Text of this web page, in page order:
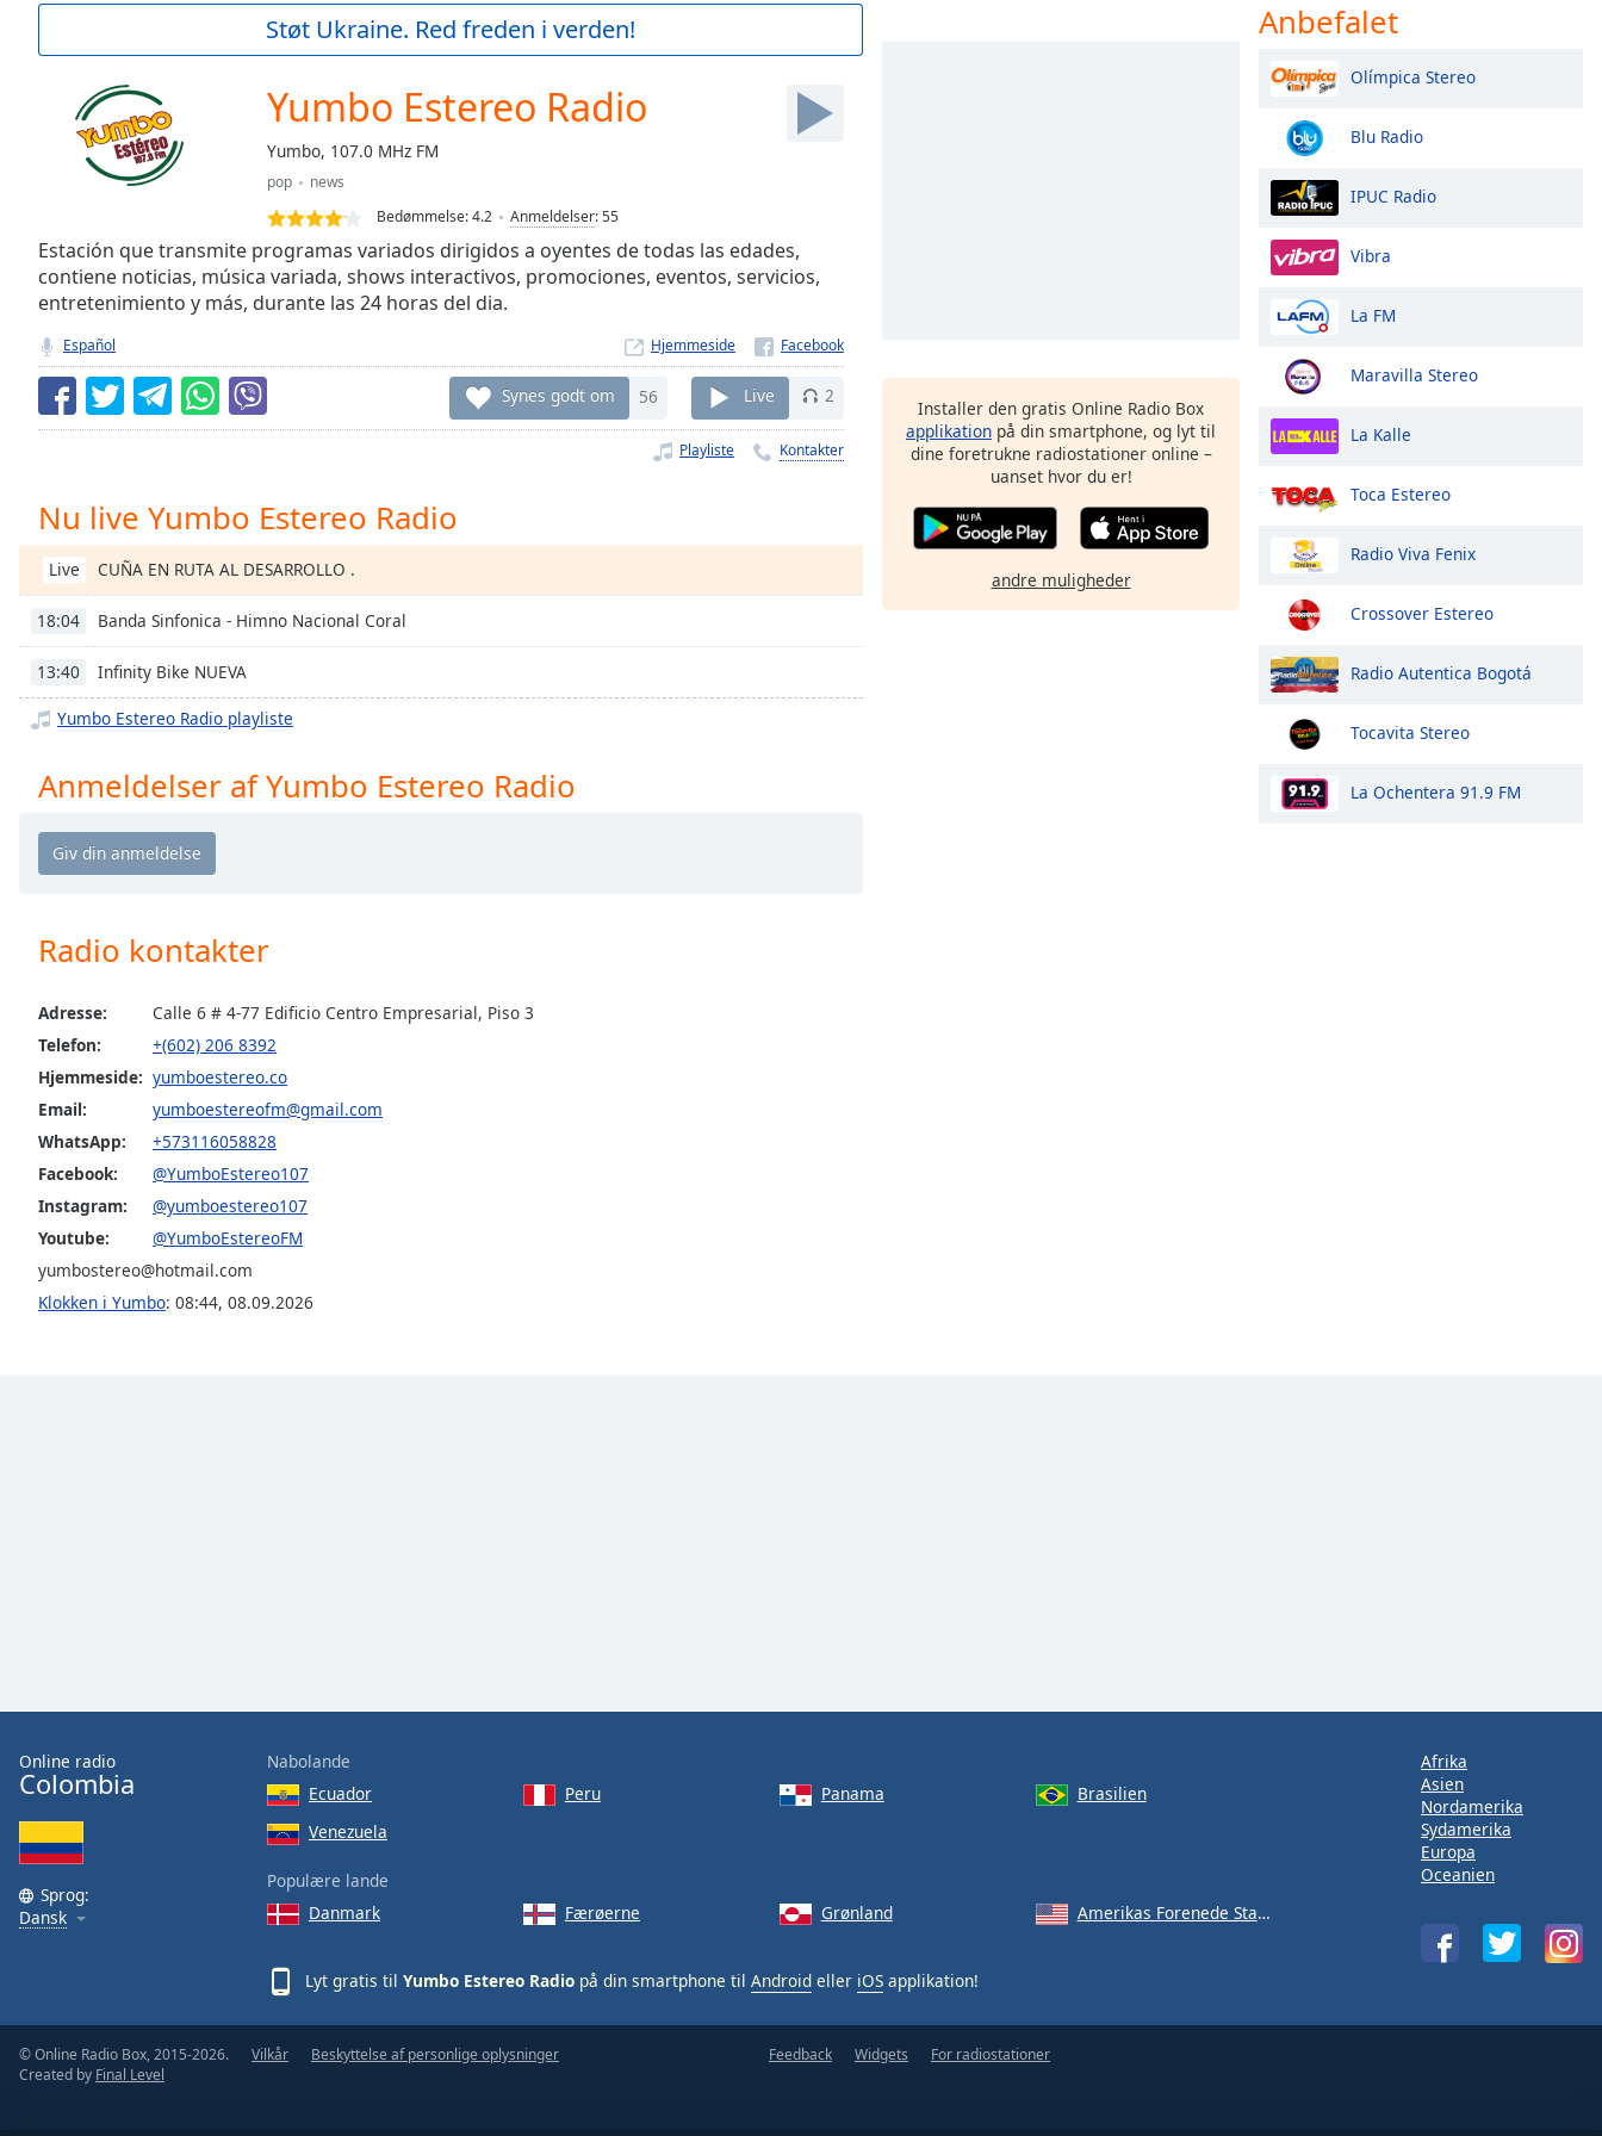
Current
-:-
Seek to
currently
behind
Remaining
Time-
Chapters
Chapters
Descriptions
descriptions
off,
selected
Subtitles
settings,
opens
dialog
off,
Audio
Picture-
Picture
Fullscreen
modal
Text
Text
Background
Color
Caption
Støt Ukraine. Red freden i verden!
Yumbo Estereo Radio
Yumbo, 107.0 MHz FM
pop
news
Bedømmelse:4.2 Anmeldelser:55
Estación que transmite programas variados dirigidos a oyentes de todas las edades,
contiene noticias, música variada, shows interactivos, promociones, eventos, servicios,
entretenimiento y más, durante las 24 horas del dia.
Español Hjemmeside
Synes godt om 56 Live 2
Playliste Kontakter
Nu live Yumbo Estereo Radio
Live CUÑA EN RUTA AL DESARROLLO .
18:04 Banda Sinfonica - Himno Nacional Coral
13:40 Infinity Bike NUEVA
Yumbo Estereo Radio playliste
Anmeldelser af Yumbo Estereo Radio
Radio kontakter
Adresse:
Calle 6 # 4-77 Edificio Centro Empresarial, Piso 3
Telefon:
+(602) 206 8392
Hjemmeside: yumboestereo.co
Email:
yumboestereofm@gmail.com
WhatsApp:
+573116058828
Facebook:
@YumboEstereo107
Instagram:
@yumboestereo107
Youtube:
@YumboEstereoFM
yumbostereo@hotmail.com
Klokken i Yumbo: 08:44, 08.09.2026
Installer den gratis Online Radio Box
applikation på din smartphone, og lyt til
dine foretrukne radiostationer online –
uanset hvor du er!
andre muligheder
Anbefalet
Olímpica Stereo
Blu Radio
IPUC Radio
Vibra
La FM
Maravilla Stereo
La Kalle
Toca Estereo
Radio Viva Fenix
Crossover Estereo
Radio Autentica Bogotá
Tocavita Stereo
La Ochentera 91.9 FM
Online radio
Colombia
Sprog:
Dansk
Nabolande
Ecuador
Peru Panama
Brasilien
Venezuela
Populære lande
Danmark
Færøerne Grønland Amerikas Forenede Stater
Lyt gratis til Yumbo Estereo Radio på din smartphone til Android eller iOS applikation!
Afrika
Asien
Nordamerika
Sydamerika
Europa
Oceanien
© Online Radio Box, 2015-2026.
Created by Final Level
Vilkår Beskyttelse af personlige oplysninger Feedback Widgets For radiostationer